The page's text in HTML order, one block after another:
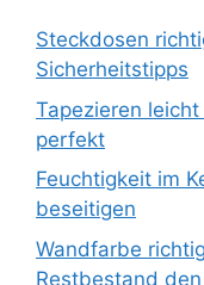
Steckdosen
Sicherheitstipps
Tapezieren
perfekt
Feuchtigkeit im
beseitigen
Wandfarbe
Restbestand